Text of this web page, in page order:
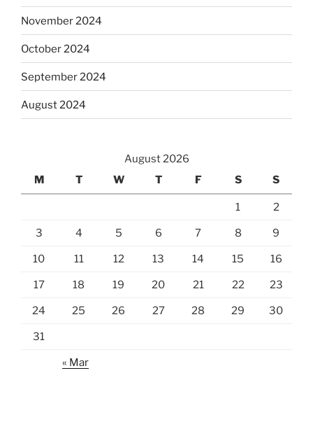
November 2024
October 2024
September 2024
August 2024
August 2026
M
T W T F S S
1 2
3 4 5 6 7 8 9
10 11 12 13 14 15 16
17 18 19 20 21 22 23
24 25 26 27 28 29 30
31
« Mar